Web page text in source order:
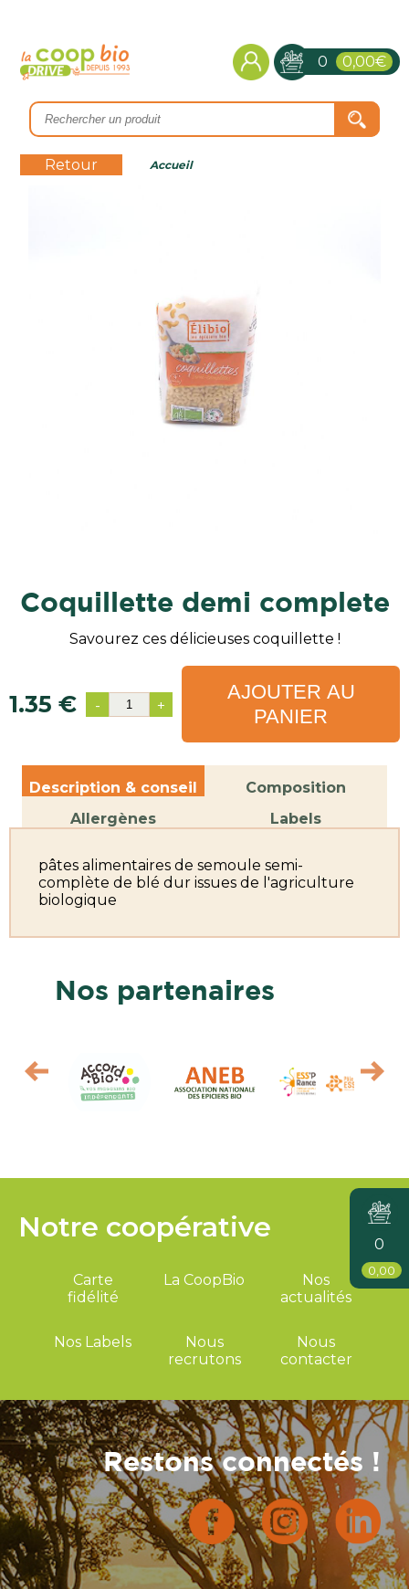
0 0,00€
Retour Accueil
0
0,00
coquillette demi complete
Savourez ces délicieuses coquillette !
1.35 € - +
AJOUTER AU
PANIER
Description & conseil
Composition
Allergènes
Labels
pâtes alimentaires de semoule semi-
complète de blé dur issues de l'agriculture
biologique
Nos partenaires
Restons connectés !
Notre coopérative
Carte
fidélité
La CoopBio
Nos
actualités
Nos Labels
Nous
recrutons
Nous
contacter